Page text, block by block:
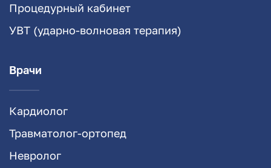
Процедурный кабинет
УВТ (ударно-волновая терапия)
Врачи
Кардиолог
Травматолог-ортопед
Невролог